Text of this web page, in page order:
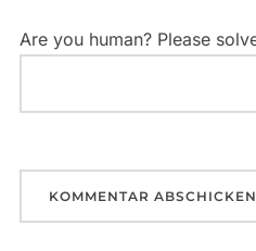
Are you human? Please